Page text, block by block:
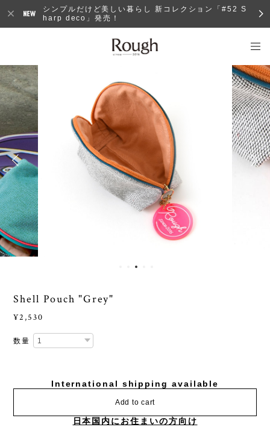
シンプルだけど美しい暮らし 新コレクション「#52 S
harp deco」発売！
Shell Pouch "Grey"
¥2,530
数量
International shipping available
Add to cart
日本国内にお住まいの方向け